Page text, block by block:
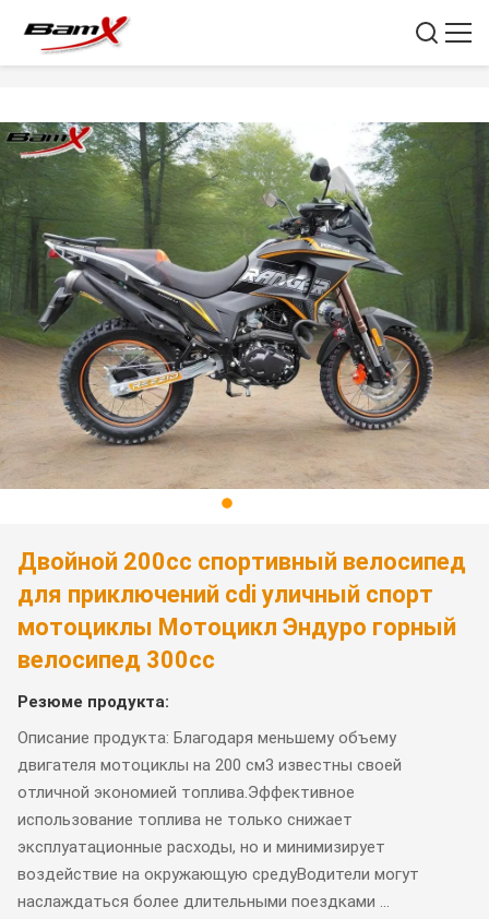
Двойной 200cc спортивный велосипед
для приключений cdi уличный спорт
мотоциклы Мотоцикл Эндуро горный
велосипед 300cc
Резюме продукта:
Описание продукта: Благодаря меньшему объему
двигателя мотоциклы на 200 см3 известны своей
отличной экономией топлива.Эффективное
использование топлива не только снижает
эксплуатационные расходы, но и минимизирует
воздействие на окружающую средуВодители могут
наслаждаться более длительными поездками ...